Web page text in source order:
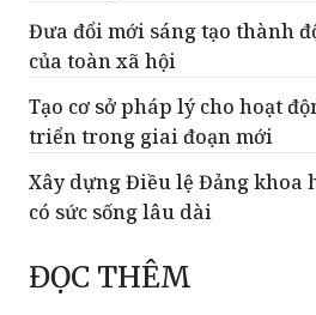
Đưa đổi mới sáng tạo thành
của toàn xã hội
Tạo cơ sở pháp lý cho hoạt
triển trong giai đoạn mới
Xây dựng Điều lệ Đảng khoa
có sức sống lâu dài
ĐỌC THÊM